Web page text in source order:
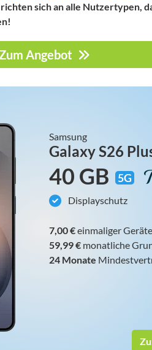
sich an alle Nutzertypen,
Angebot
Samsung
Galaxy S26
40 GB 5G
Displayschutz
7,00 €einmaliger
59,99 € monatliche
24 Monate